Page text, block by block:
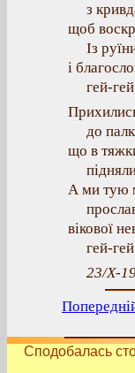
з
щоб
Із
і
гей-
до
що в
А ми тую
вікової
гей-
23/X-
Сподобалась